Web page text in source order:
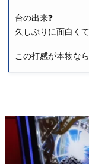
台の出来❓
久しぶりに面白く
この打感が本物な